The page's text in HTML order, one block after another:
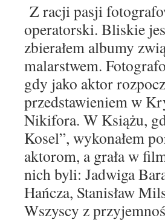
Z racji pasji
operatorski. Bliskie
zbierałem albumy
malarstwem.
gdy jako aktor
przedstawieniem w
Nikifora. W Książu,
Kosel”, wykonałem
aktorom, a grała w
nich byli: Jadwiga
Hańcza, Stanisław
Wszyscy z